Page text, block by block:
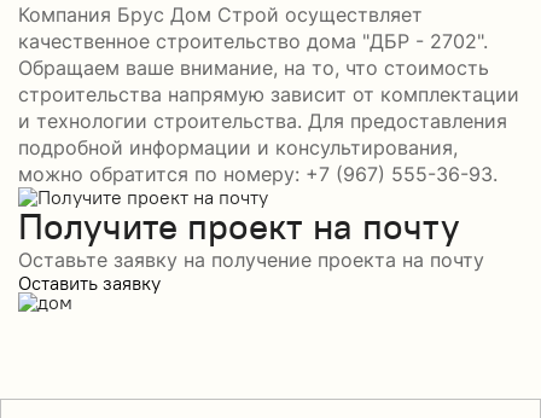
Компания Брус Дом Строй осуществляет
качественное строительство дома "ДБР - 2702".
Обращаем ваше внимание, на то, что стоимость
строительства напрямую зависит от комплектации
и технологии строительства. Для предоставления
подробной информации и консультирования,
можно обратится по номеру: +7 (967) 555-36-93.
Получите проект на почту
Оставьте заявку на получение проекта на почту
Оставить заявку